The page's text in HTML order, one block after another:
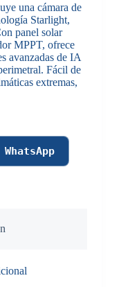
una cámara de
Starlight,
panel solar
MPPT, ofrece
avanzadas de IA
Fácil de
extremas,